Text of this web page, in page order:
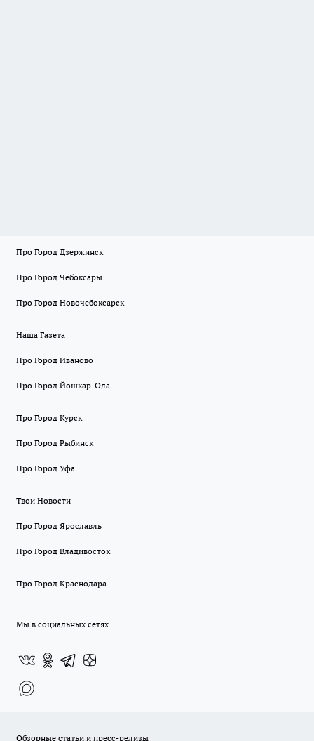
Про Город Дзержинск
Про Город Чебоксары
Про Город Новочебоксарск
Наша Газета
Про Город Иваново
Про Город Йошкар-Ола
Про Город Курск
Про Город Рыбинск
Про Город Уфа
Твои Новости
Про Город Ярославль
Про Город Владивосток
Про Город Краснодара
Мы в социальных сетях
Обзорные статьи и пресс-релизы